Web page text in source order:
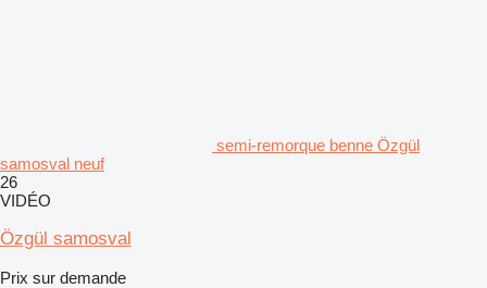
semi-remorque benne Özgül
samosval neuf
26
VIDÉO
Özgül samosval
Prix sur demande